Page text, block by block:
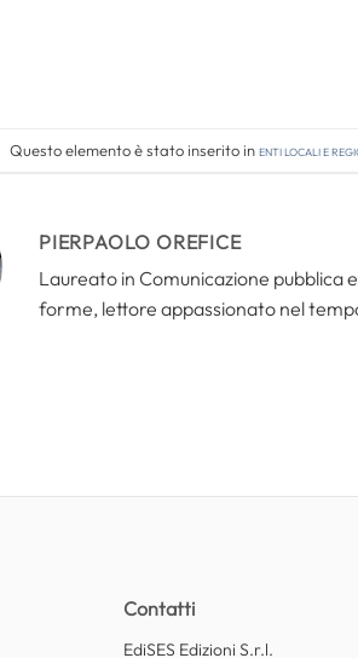
Questo elemento è stato inserito inEnti locali e
PIERPAOLO OREFICE
Laureato in Comunicazione pubblica
forme, lettore appassionato nel
Contatti
EdiSES Edizioni S.r.l.